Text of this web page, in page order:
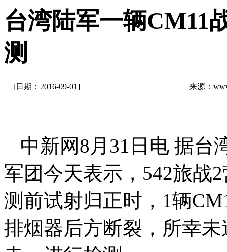
台湾陆军一辆CM11
测
[日期：2016-09-01] 来源：
中新网8月31日电 据台
军团今天表示，542旅战
测前试射归正时，1辆
排烟器后方断裂，所幸